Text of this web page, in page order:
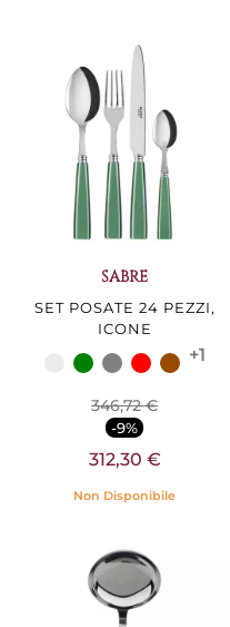
SABRE
SET POSATE 24 PEZZI,
ICONE
+1
346,72 €
-9%
312,30 €
Non Disponibile